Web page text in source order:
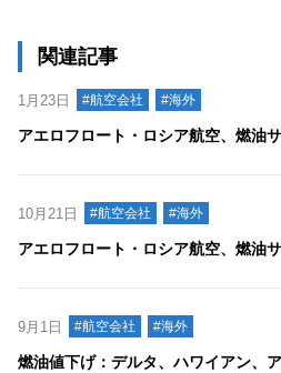
関連記事
1月23日 #航空会社 #海外
アエロフロート・ロシア航空、燃油
10月21日 #航空会社 #海外
アエロフロート・ロシア航空、燃油
9月1日 #航空会社 #海外
燃油値下げ：デルタ、ハワイアン、